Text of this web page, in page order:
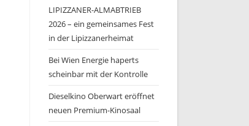
LIPIZZANER-ALMABTRIEB
2026 – ein gemeinsames Fest
in der Lipizzanerheimat
Bei Wien Energie haperts
scheinbar mit der Kontrolle
Dieselkino Oberwart eröffnet
neuen Premium-Kinosaal